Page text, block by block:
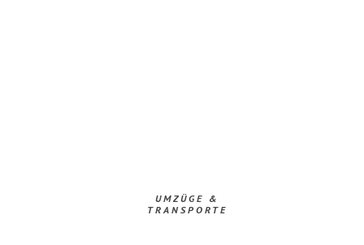
UMZÜGE &
TRANSPORTE